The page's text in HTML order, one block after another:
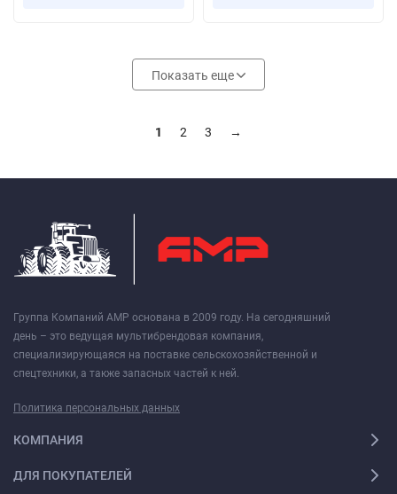
Показать еще
1 2 3 →
Группа Компаний АМР основана в 2009 году. На сегодняшний
день – это ведущая мультибрендовая компания,
специализирующаяся на поставке сельскохозяйственной и
спецтехники, а также запасных частей к ней.
Политика персональных данных
КОМПАНИЯ
ДЛЯ ПОКУПАТЕЛЕЙ